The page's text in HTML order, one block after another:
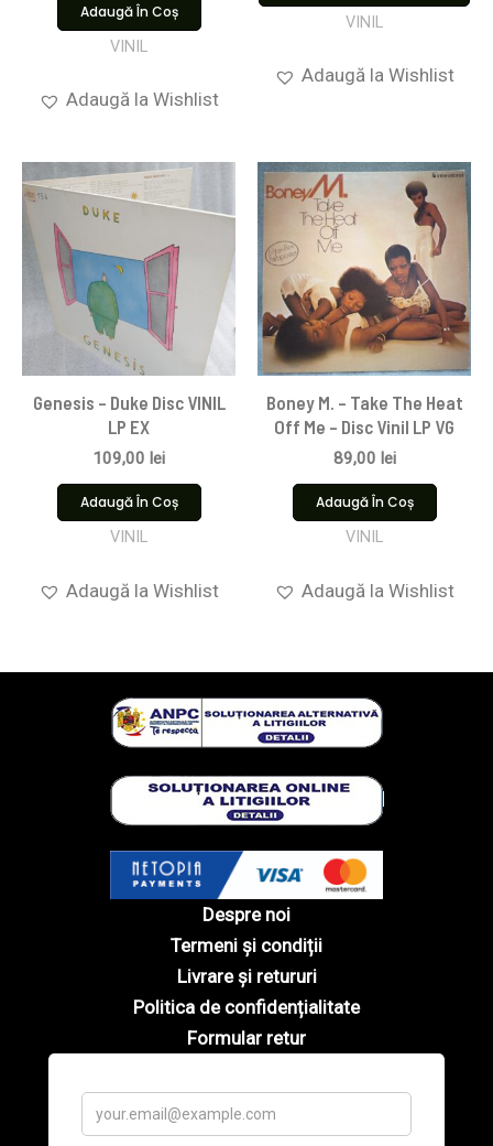
Adaugă În Coș
VINIL
Adaugă la Wishlist
VINIL
Adaugă la Wishlist
Genesis – Duke Disc VINIL
LP EX
109,00 lei
Adaugă În Coș
VINIL
Adaugă la Wishlist
Boney M. – Take The Heat
Off Me – Disc Vinil LP VG
89,00 lei
Adaugă În Coș
VINIL
Adaugă la Wishlist
Despre noi
Termeni și condiții
Livrare și retururi
Politica de confidențialitate
Formular retur